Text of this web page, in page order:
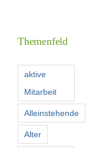
Kontakt
Suche
nach:
Themenfeld
aktive
Mitarbeit
Alleinstehende
Alter